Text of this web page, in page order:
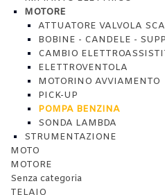
MOTORE
ATTUATORE VALVOLA
BOBINE - CANDELE -
CAMBIO
ELETTROVENTOLA
MOTORINO AVVIAMENTO
PICK-UP
POMPA BENZINA
SONDA LAMBDA
STRUMENTAZIONE
MOTO
MOTORE
Senza categoria